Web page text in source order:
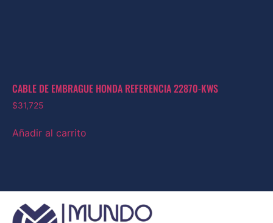
CABLE DE EMBRAGUE HONDA REFERENCIA 22870-KWS
$31,725
Añadir al carrito